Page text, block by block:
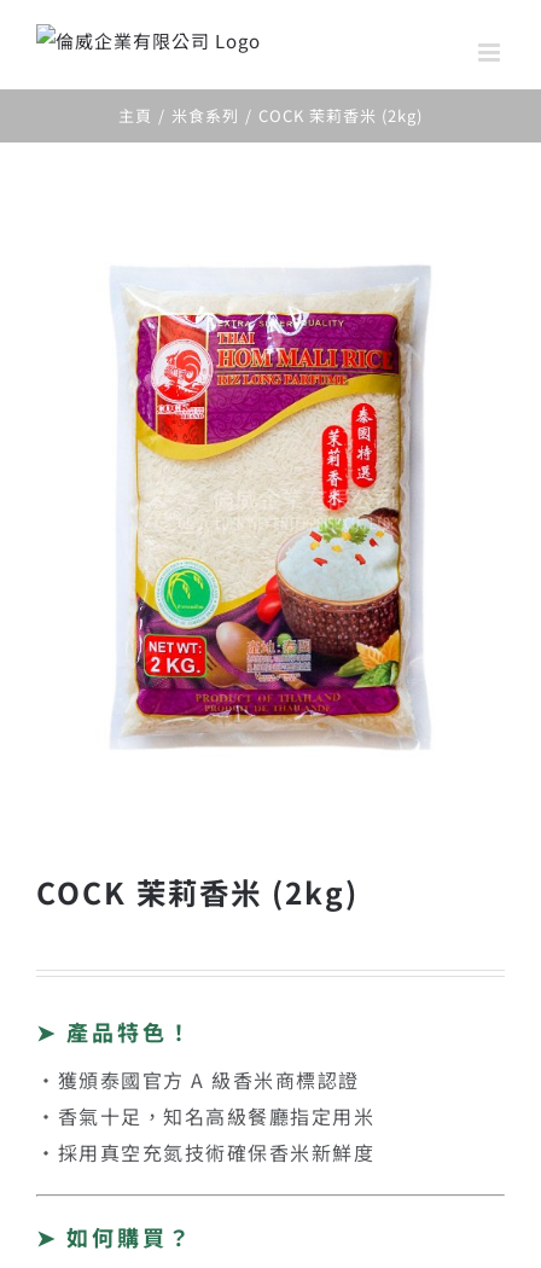
主頁 米食系列 COCK 茉莉香米 (2kg)
COCK 茉莉香米 (2kg)
➤ 產品特色！
・獲頒泰國官方 A 級香米商標認證
・香氣十足，知名高級餐廳指定用米
・採用真空充氮技術確保香米新鮮度
➤ 如何購買？